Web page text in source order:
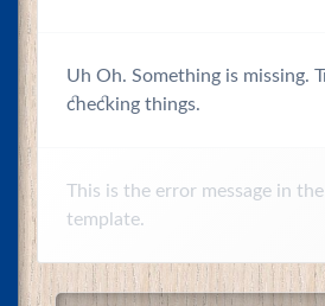
Uh Oh. Something is missing.
checking things.
This is the error message in
template.